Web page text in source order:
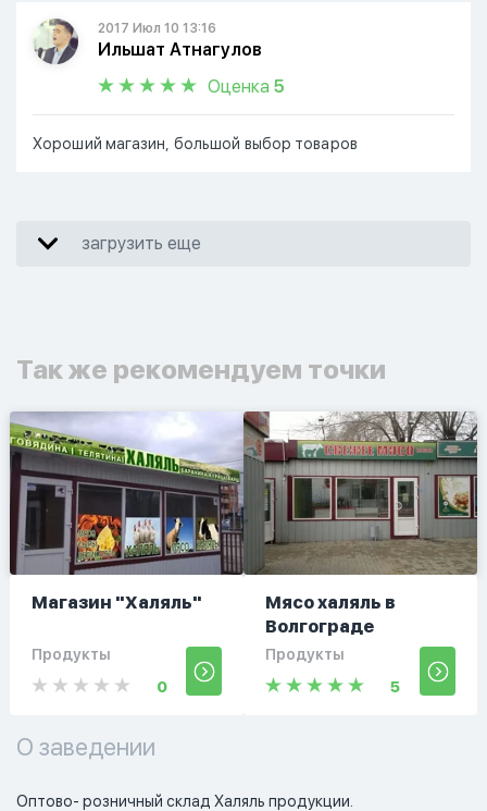
2017 Июл 10 13:16
Ильшат Атнагулов
Оценка 5
Хороший магазин, большой выбор товаров
загрузить еще
Так же рекомендуем точки
Магазин "Халяль"
Продукты
0
Мясо халяль в
Волгограде
Продукты
5
О заведении
Оптово- розничный склад Халяль продукции.